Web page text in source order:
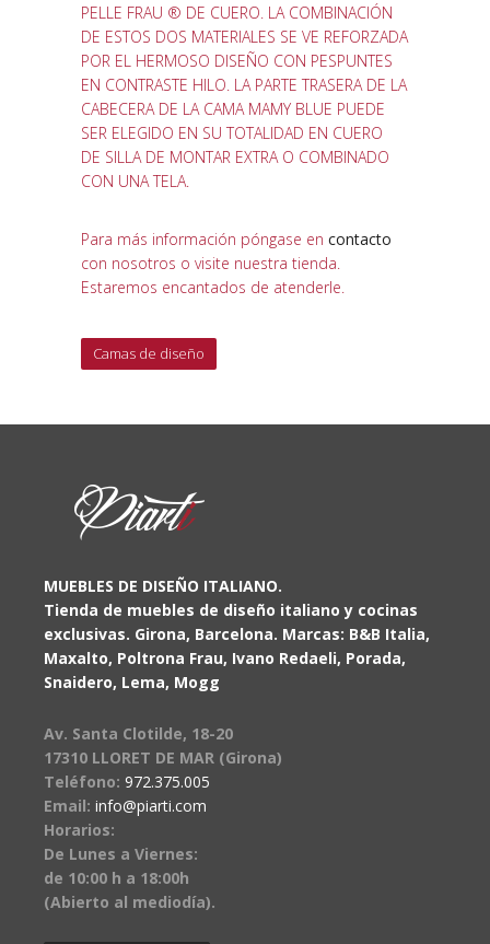
PELLE FRAU ® DE CUERO. LA COMBINACIÓN
DE ESTOS DOS MATERIALES SE VE REFORZADA
POR EL HERMOSO DISEÑO CON PESPUNTES
EN CONTRASTE HILO. LA PARTE TRASERA DE LA
CABECERA DE LA CAMA MAMY BLUE PUEDE
SER ELEGIDO EN SU TOTALIDAD EN CUERO
DE SILLA DE MONTAR EXTRA O COMBINADO
CON UNA TELA.
Para más información póngase en contacto
con nosotros o visite nuestra tienda.
Estaremos encantados de atenderle.
Camas de diseño
MUEBLES DE DISEÑO ITALIANO.
Tienda de muebles de diseño italiano y cocinas
exclusivas. Girona, Barcelona. Marcas: B&B Italia,
Maxalto, Poltrona Frau, Ivano Redaeli, Porada,
Snaidero, Lema, Mogg
Av. Santa Clotilde, 18-20
17310 LLORET DE MAR (Girona)
Teléfono: 972.375.005
Email: info@piarti.com
Horarios:
De Lunes a Viernes:
de 10:00 h a 18:00h
(Abierto al mediodía).